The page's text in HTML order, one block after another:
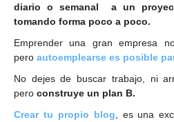
diario o semanal a un
tomando forma poco a poco.
Emprender una gran empresa
pero autoemplearse es posible
No dejes de buscar trabajo, ni
pero construye un plan B.
Crear tu propio blog , es una